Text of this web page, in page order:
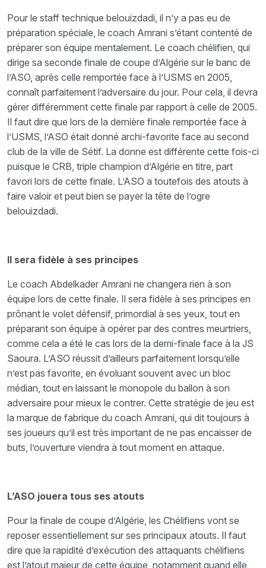
Pour le staff technique belouizdadi, il n’y a pas eu de
préparation spéciale, le coach Amrani s’étant contenté de
préparer son équipe mentalement. Le coach chélifien, qui
dirige sa seconde finale de coupe d’Algérie sur le banc de
l’ASO, après celle remportée face à l’USMS en 2005,
connaît parfaitement l’adversaire du jour. Pour cela, il devra
gérer différemment cette finale par rapport à celle de 2005.
Il faut dire que lors de la dernière finale remportée face à
l’USMS, l’ASO était donné archi-favorite face au second
club de la ville de Sétif. La donne est différente cette fois-ci
puisque le CRB, triple champion d’Algérie en titre, part
favori lors de cette finale. L’ASO a toutefois des atouts à
faire valoir et peut bien se payer la tête de l’ogre
belouizdadi.
Il sera fidèle à ses principes
Le coach Abdelkader Amrani ne changera rien à son
équipe lors de cette finale. Il sera fidèle à ses principes en
prônant le volet défensif, primordial à ses yeux, tout en
préparant son équipe à opérer par des contres meurtriers,
comme cela a été le cas lors de la demi-finale face à la JS
Saoura. L’ASO réussit d’ailleurs parfaitement lorsqu’elle
n’est pas favorite, en évoluant souvent avec un bloc
médian, tout en laissant le monopole du ballon à son
adversaire pour mieux le contrer. Cette stratégie de jeu est
la marque de fabrique du coach Amrani, qui dit toujours à
ses joueurs qu’il est très important de ne pas encaisser de
buts, l’ouverture viendra à tout moment en attaque.
L’ASO jouera tous ses atouts
Pour la finale de coupe d’Algérie, les Chélifiens vont se
reposer essentiellement sur ses principaux atouts. Il faut
dire que la rapidité d’exécution des attaquants chélifiens
est l’atout majeur de cette équipe, notamment quand elle